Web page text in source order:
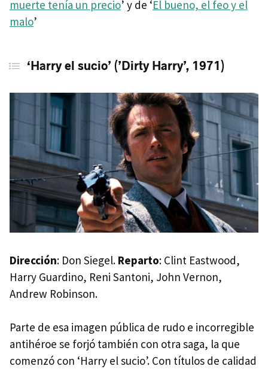
muerte tenía un precio’ y de ‘El bueno, el feo y el
malo’
‘Harry el sucio’ (’Dirty Harry’, 1971)
Dirección: Don Siegel. Reparto: Clint Eastwood,
Harry Guardino, Reni Santoni, John Vernon,
Andrew Robinson.
Parte de esa imagen pública de rudo e incorregible
antihéroe se forjó también con otra saga, la que
comenzó con ‘Harry el sucio’. Con títulos de calidad